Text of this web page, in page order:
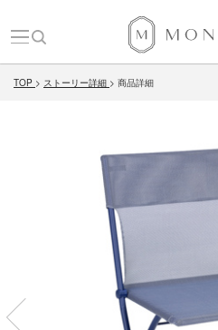
TOP ストーリー詳細 商品詳細